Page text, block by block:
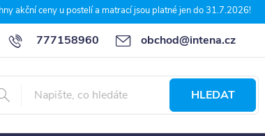
akční ceny u postelí a matrací jsou platné jen do 31.7.2026!
777158960 obchod@intena.cz
a ceny dopravy 7 důvodů, proč nakupit u Intena nábytek
HLEDAT